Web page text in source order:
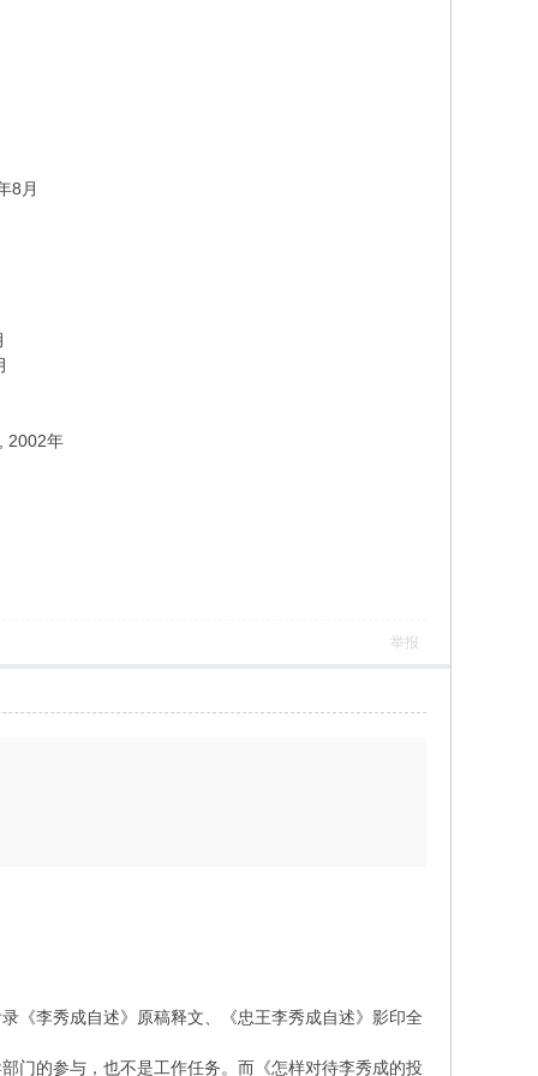
8月
2002年
举报
《李秀成自述》原稿释文、《忠王李秀成自述》影印全
门的参与，也不是工作任务。而《怎样对待李秀成的投